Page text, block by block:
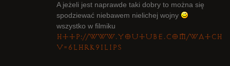
A jeżeli jest naprawde taki dobry to można się
spodziewać niebawem nielichej wojny
wszystko w filmiku
http://www.youtube.com/watch?
v=6lhrK9iliPs